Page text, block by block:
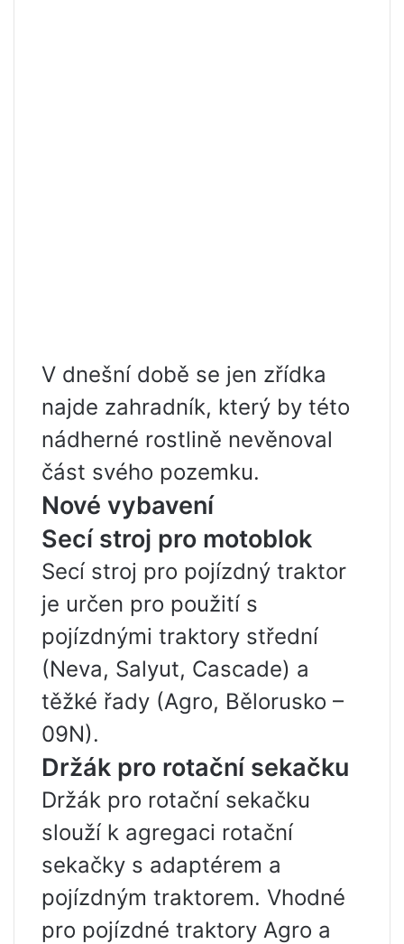
V dnešní době se jen zřídka
najde zahradník, který by této
nádherné rostlině nevěnoval
část svého pozemku.
Nové vybavení
Secí stroj pro motoblok
Secí stroj pro pojízdný traktor
je určen pro použití s ​​
pojízdnými traktory střední
(Neva, Salyut, Cascade) a
těžké řady (Agro, Bělorusko –
09N).
Držák pro rotační sekačku
Držák pro rotační sekačku
slouží k agregaci rotační
sekačky s adaptérem a
pojízdným traktorem. Vhodné
pro pojízdné traktory Agro a